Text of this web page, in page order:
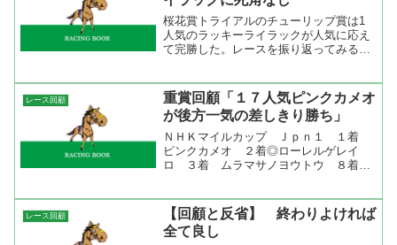
桜花賞トライアルのチューリップ賞は1
人気のラッキーライラックが人気に応え
て完勝した。レースを振り返ってみると
ウレアとリリーノーブルはそのうしろ。
サラキアは出遅れて後方か...
レース回顧
重賞回顧「１７人気ピンクカメオ
が後方一気の差しきり勝ち」
ＮＨＫマイルカップ Ｊｐｎ１ １着
ピンクカメオ ２着◎ローレルゲレイ
ロ ３着 ムラマサノヨウトウ ８着○
いスタートを切ったの...
レース回顧
【回顧と反省】 終わりよければ
全て良し